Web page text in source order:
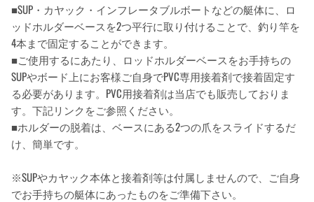
■SUP・カヤック・インフレータブルボートなどの艇体に、ロ
ッドホルダーベースを2つ平行に取り付けることで、釣り竿を
4本まで固定することができます。
■ご使用するにあたり、ロッドホルダーベースをお手持ちの
SUPやボード上にお客様ご自身でPVC専用接着剤で接着固定す
る必要があります。PVC用接着剤は当店でも販売しておりま
す。下記リンクをご参照ください。
■ホルダーの脱着は、ベースにある2つの爪をスライドするだ
け、簡単です。
※SUPやカヤック本体と接着剤等は付属しませんので、ご自身
でお手持ちの艇体にあったものをご準備下さい。